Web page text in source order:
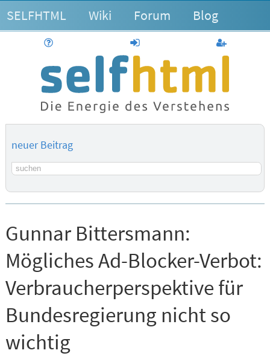
SELFHTML Wiki Forum Blog
anmelden
neuer Beitrag
Suchbegriff
Gunnar Bittersmann:
Mögliches Ad-Blocker-Verbot:
Verbraucherperspektive für
Bundesregierung nicht so
wichtig